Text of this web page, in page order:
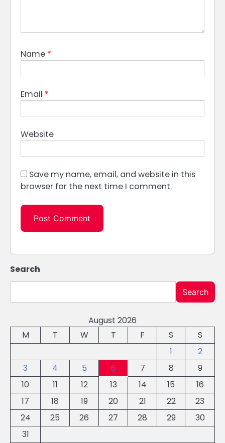
Name *
Email *
Website
Save my name, email, and website in this
browser for the next time I comment.
Search
Search
August 2026
M
T W T F S
S
1
2
3
4 5 6 7 8
9
10
11 12 13 14 15
16
17
18 19 20 21 22
23
24
25 26 27 28 29
30
31